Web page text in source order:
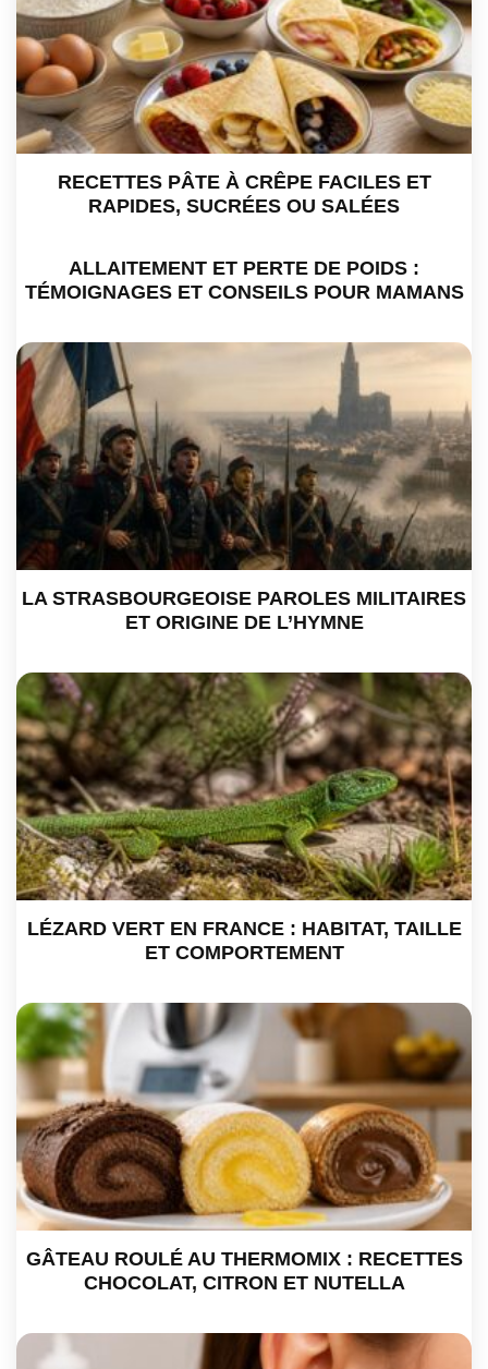
RECETTES PÂTE À CRÊPE FACILES ET
RAPIDES, SUCRÉES OU SALÉES
ALLAITEMENT ET PERTE DE POIDS :
TÉMOIGNAGES ET CONSEILS POUR MAMANS
LA STRASBOURGEOISE PAROLES MILITAIRES
ET ORIGINE DE L’HYMNE
LÉZARD VERT EN FRANCE : HABITAT, TAILLE
ET COMPORTEMENT
GÂTEAU ROULÉ AU THERMOMIX : RECETTES
CHOCOLAT, CITRON ET NUTELLA